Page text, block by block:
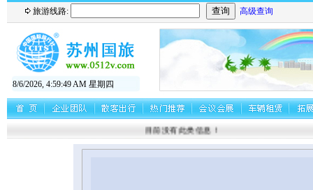
旅游线路: 高级查询
8/6/2026, 4:59:49 AM 星期四
目前没有此类信息！